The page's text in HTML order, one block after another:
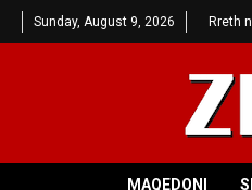
Sunday, August 9, 2026 Rreth
MAQEDONI